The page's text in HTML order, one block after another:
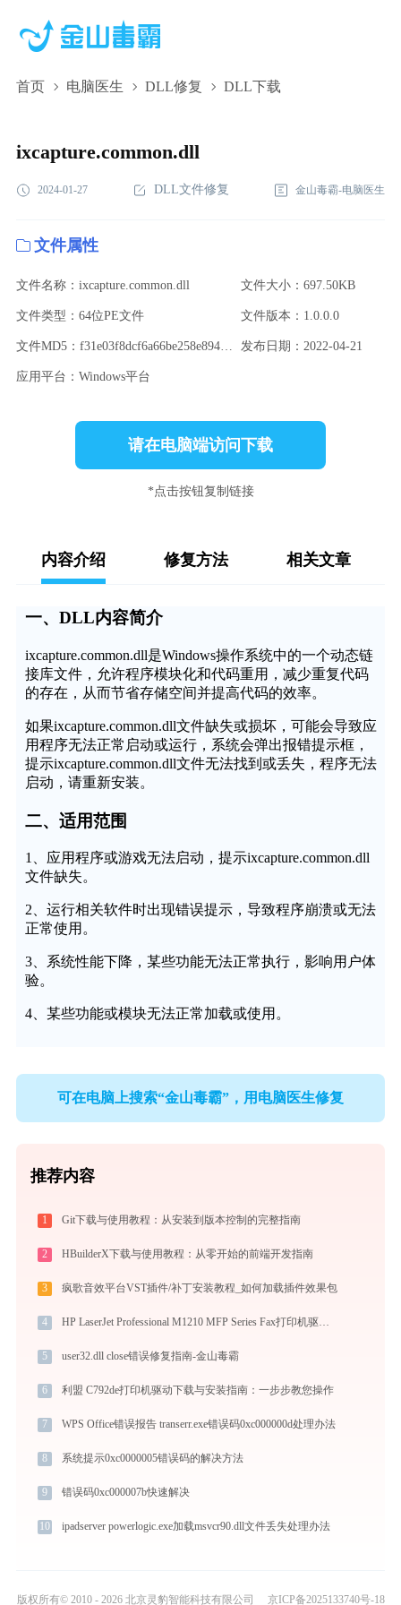
首页 电脑医生 DLL修复 DLL下载
ixcapture.common.dll,ixcapture.common.dll下
ixcapture.common.dll
2024-01-27 DLL文件修复 金山毒霸-电脑医生
文件属性
文件名称：ixcapture.common.dll 文件大小：697.50KB
文件类型：64位PE文件 文件版本：1.0.0.0
文件MD5：f31e03f8dcf6a66be258e8944294fee6 发布日期：2022-04-21
应用平台：Windows平台
请在电脑端访问下载
*点击按钮复制链接
内容介绍 修复方法 相关文章
一、DLL内容简介
ixcapture.common.dll是Windows操作系统中的一个动态链
接库文件，允许程序模块化和代码重用，减少重复代码
的存在，从而节省存储空间并提高代码的效率。
如果ixcapture.common.dll文件缺失或损坏，可能会导致应
用程序无法正常启动或运行，系统会弹出报错提示框，
提示ixcapture.common.dll文件无法找到或丢失，程序无法
启动，请重新安装。
二、适用范围
1、应用程序或游戏无法启动，提示ixcapture.common.dll
文件缺失。
2、运行相关软件时出现错误提示，导致程序崩溃或无法
正常使用。
3、系统性能下降，某些功能无法正常执行，影响用户体
验。
4、某些功能或模块无法正常加载或使用。
可在电脑上搜索“金山毒霸”，用电脑医生修复
推荐内容
1 Git下载与使用教程：从安装到版本控制的完整指南
2 HBuilderX下载与使用教程：从零开始的前端开发指南
3 疯歌音效平台VST插件/补丁安装教程_如何加载插件效果包
4 HP LaserJet Professional M1210 MFP Series Fax打印机驱动安装不再难，跟着这些步骤一学就会
5 user32.dll close错误修复指南-金山毒霸
6 利盟 C792de打印机驱动下载与安装指南：一步步教您操作
7 WPS Office错误报告 transerr.exe错误码0xc000000d处理办法
8 系统提示0xc0000005错误码的解决方法
9 错误码0xc000007b快速解决
10 ipadserver powerlogic.exe加载msvcr90.dll文件丢失处理办法
版权所有© 2010 - 2026 北京灵豹智能科技有限公司 京ICP备2025133740号-18